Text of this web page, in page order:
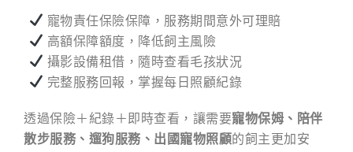
寵物責任保險保障，服務期間意外可理賠
高額保障額度，降低飼主風險
攝影設備租借，隨時查看毛孩狀況
完整服務回報，掌握每日照顧紀錄
透過保險＋紀錄＋即時查看，讓需要寵物保姆、陪伴
散步服務、遛狗服務、出國寵物照顧的飼主更加安